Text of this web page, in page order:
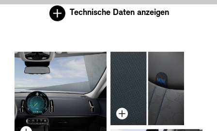
Technische Daten anzeigen